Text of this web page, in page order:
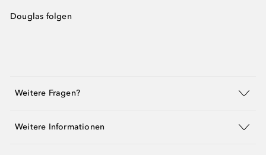
Douglas folgen
Weitere Fragen?
Weitere Informationen